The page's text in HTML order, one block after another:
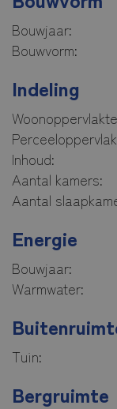
Bouwjaar:
Bouwvorm:
Indeling
Inhoud:
Aantal kamers:
Aantal
Energie
Bouwjaar:
Warmwater:
Tuin:
Bergruimte